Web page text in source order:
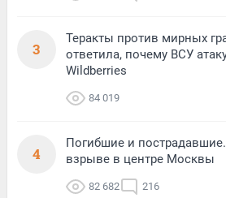
3
Теракты против мирных
ответила, почему ВСУ
Wildberries
84 019
4
Погибшие и
взрыве в центре Москвы
82 682 216